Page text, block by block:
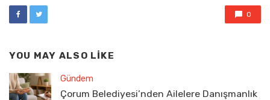
0
YOU MAY ALSO LIKE
Gündem
Çorum Belediyesi’nden Ailelere Danışmanlık